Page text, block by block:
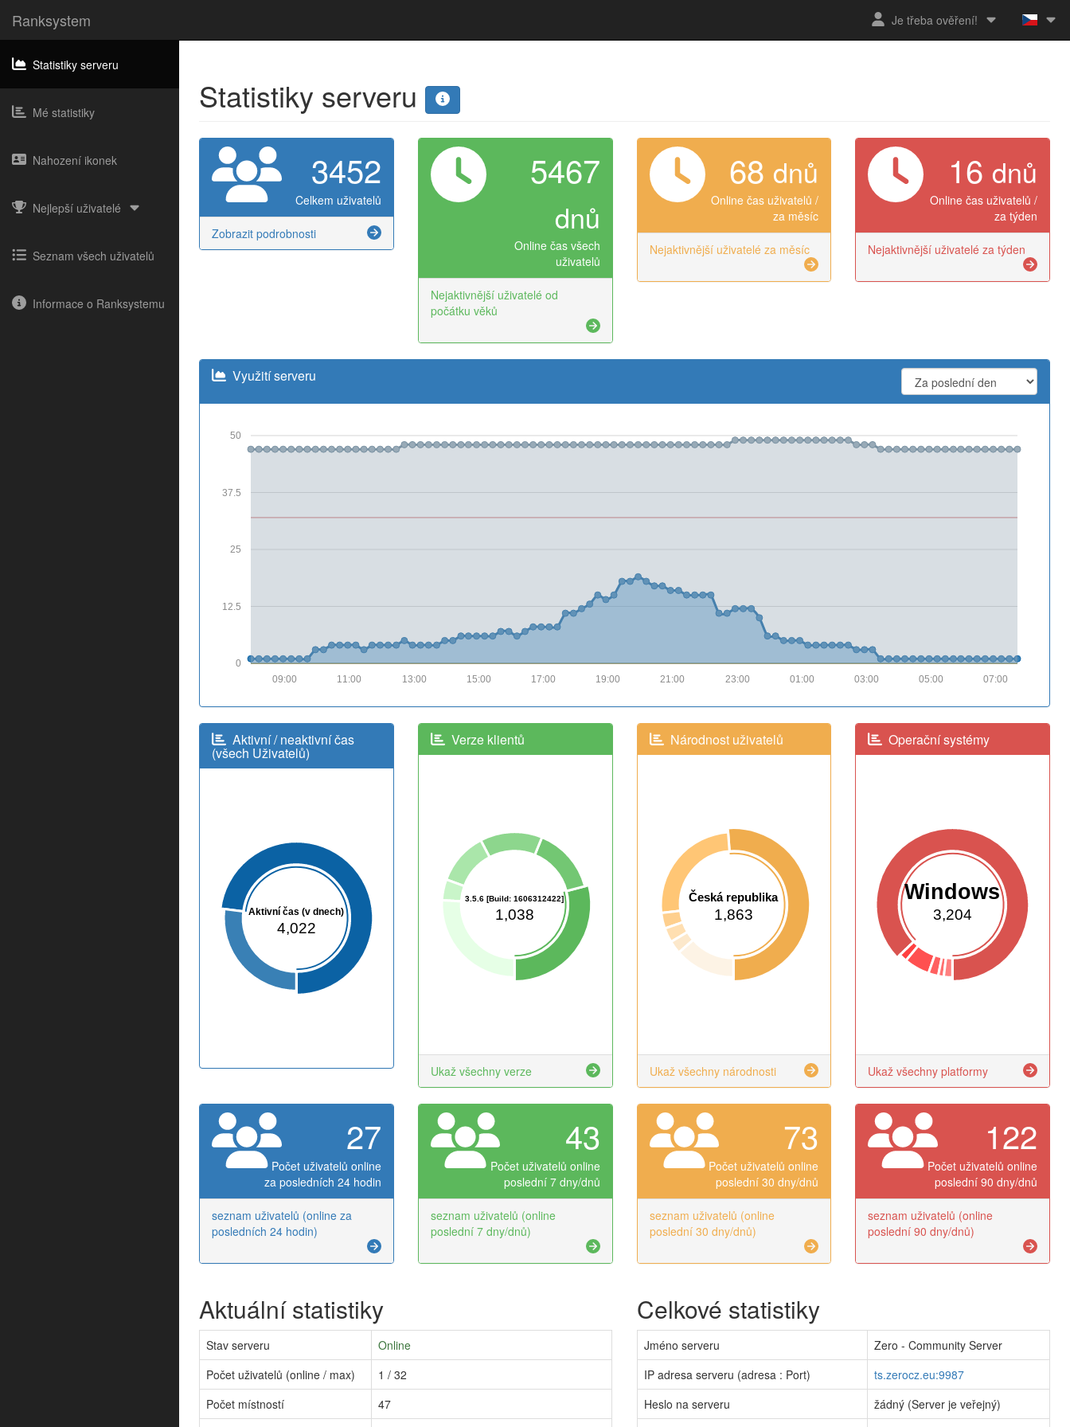
Ranksystem Je třeba ověření!
Statistiky serveru
Mé statistiky
Nahození ikonek
Nejlepší uživatelé
Seznam všech uživatelů
Informace o Ranksystemu
Statistiky serveru
3452
Celkem uživatelů
Zobrazit podrobnosti
5467
dnů
Online čas všech
uživatelů
Nejaktivnější uživatelé od
počátku věků
68 dnů
Online čas uživatelů /
za měsíc
Nejaktivnější uživatelé za měsíc
16 dnů
Online čas uživatelů /
za týden
Nejaktivnější uživatelé za týden
Využití serveru
0
12.5
25
37.5
50
07:00
05:00
03:00
01:00
23:00
21:00
19:00
17:00
15:00
13:00
11:00
09:00
Aktivní / neaktivní čas
(všech Uživatelů)
Aktivní čas (v dnech)
4,022
Verze klientů
3.5.6 [Build: 1606312422]
1,038
Ukaž všechny verze
Národnost uživatelů
Česká republika
1,863
Ukaž všechny národnosti
Operační systémy
Windows
3,204
Ukaž všechny platformy
27
Počet uživatelů online
za posledních 24 hodin
seznam uživatelů (online za
posledních 24 hodin)
43
Počet uživatelů online
poslední 7 dny/dnů
seznam uživatelů (online
poslední 7 dny/dnů)
73
Počet uživatelů online
poslední 30 dny/dnů
seznam uživatelů (online
poslední 30 dny/dnů)
122
Počet uživatelů online
poslední 90 dny/dnů
seznam uživatelů (online
poslední 90 dny/dnů)
Aktuální statistiky
Stav serveru
Online
Počet uživatelů (online / max)
1 / 32
Počet místností
47
Celkové statistiky
Jméno serveru
Zero - Community Server
IP adresa serveru (adresa : Port)
ts.zerocz.eu:9987
Heslo na serveru
žádný (Server je veřejný)